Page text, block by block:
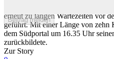
Beitrag melden
erneut zu langen Wartezeiten vor
geführt. Mit einer Länge von zehn
dem Südportal um 16.35 Uhr
zurückbildete.
Zur Story